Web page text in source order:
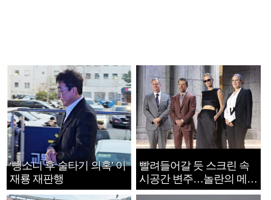
‘뺑소니 후 술타기 의혹’ 이
재룡 재판행
빨려들어갈 듯 스크린 속
시공간 변주…놀란의 메시
지는 ‘전쟁 속죄’